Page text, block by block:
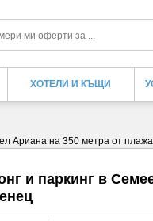
Търси
ХОТЕЛИ И КЪЩИ
Ариана на 350 метра от
и паркинг в